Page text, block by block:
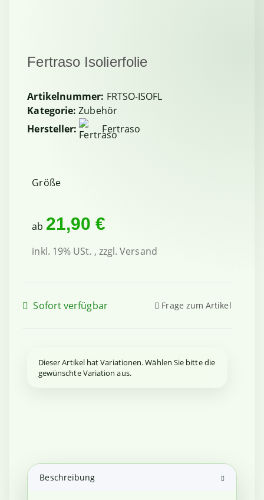
Fertraso Isolierfolie
Artikelnummer: FRTSO-ISOFL
Kategorie:Zubehör
Hersteller:
Fertraso
Größe
ab 21,90 €
inkl. 19% USt. , zzgl.Versand
Sofort verfügbar Frage zum Artikel
x
Dieser Artikel hat Variationen. Wählen Sie bitte die
gewünschte Variation aus.
Beschreibung